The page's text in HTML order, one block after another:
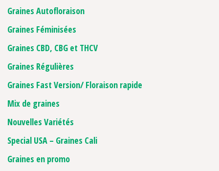
Graines Autofloraison
Graines Féminisées
Graines CBD, CBG et THCV
Graines Régulières
Graines Fast Version/ Floraison rapide
Mix de graines
Nouvelles Variétés
Special USA – Graines Cali
Graines en promo